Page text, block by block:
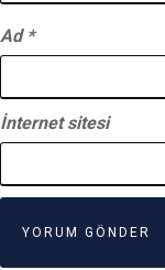
Ad *
İnternet sitesi